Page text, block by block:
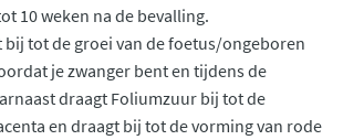
10 weken na de bevalling.
tot de groei van de foetus/ongeboren
je zwanger bent en tijdens de
draagt Foliumzuur bij tot de
en draagt bij tot de vorming van rode